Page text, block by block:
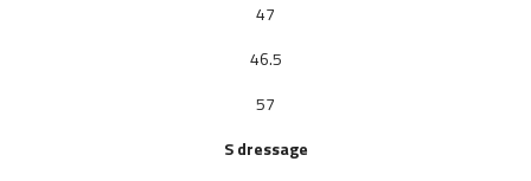
47
46.5
57
S dressage